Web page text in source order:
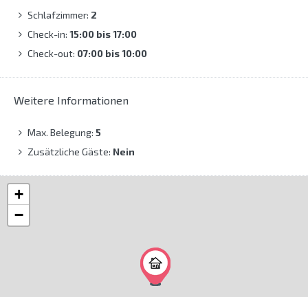
Schlafzimmer: 2
Check-in: 15:00 bis 17:00
Check-out: 07:00 bis 10:00
Weitere Informationen
Max. Belegung: 5
Zusätzliche Gäste: Nein
+
−